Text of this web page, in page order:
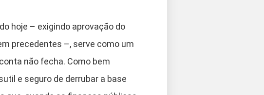
hoje – exigindo aprovação do
precedentes –, serve como um
não fecha. Como bem
e seguro de derrubar a base